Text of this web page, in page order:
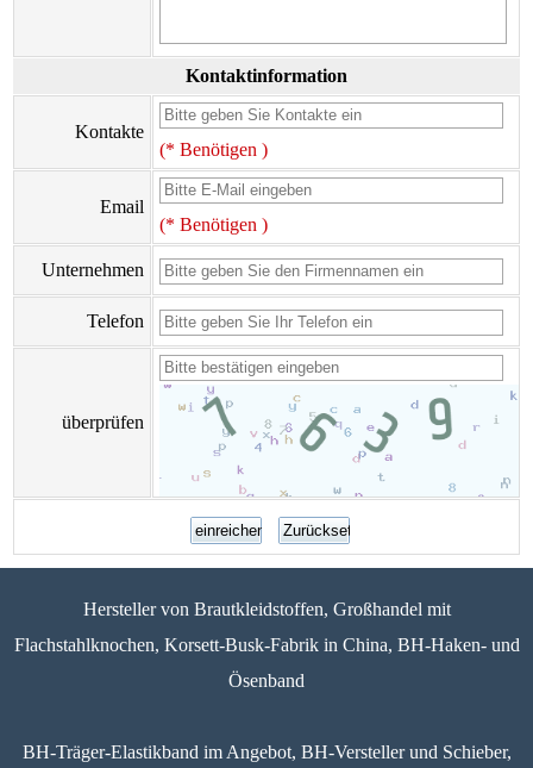
Kontaktinformation
Kontakte
(* Benötigen )
Email
(* Benötigen )
Unternehmen
Telefon
überprüfen
Hersteller von Brautkleidstoffen, Großhandel mit
Flachstahlknochen, Korsett-Busk-Fabrik in China, BH-Haken- und
Ösenband
BH-Träger-Elastikband im Angebot, BH-Versteller und Schieber,